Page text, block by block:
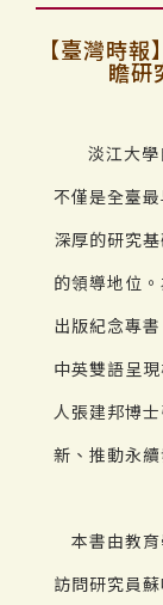
【臺灣時
瞻研
淡江大學
不僅是全臺
深厚的研究
的領導地位
出版紀念專
中英雙語呈
人張建邦博
新、推動永
本書由教育
訪問研究員